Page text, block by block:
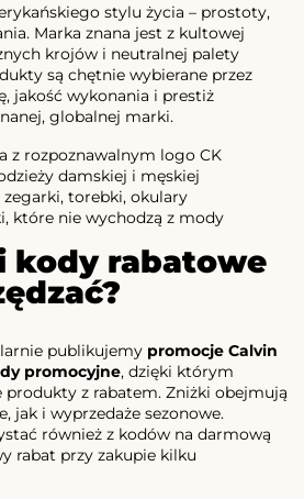
stylu życia – prostoty,
Marka znana jest z kultowej
krojów i neutralnej palety
są chętnie wybierane przez
jakość wykonania i prestiż
globalnej marki.
z rozpoznawalnym logo CK
damskiej i męskiej
torebki, okulary
które nie wychodzą z mody
kody rabatowe
publikujemy promocje Calvin
promocyjne, dzięki którym
produkty z rabatem. Zniżki obejmują
jak i wyprzedaże sezonowe.
również z kodów na darmową
rabat przy zakupie kilku